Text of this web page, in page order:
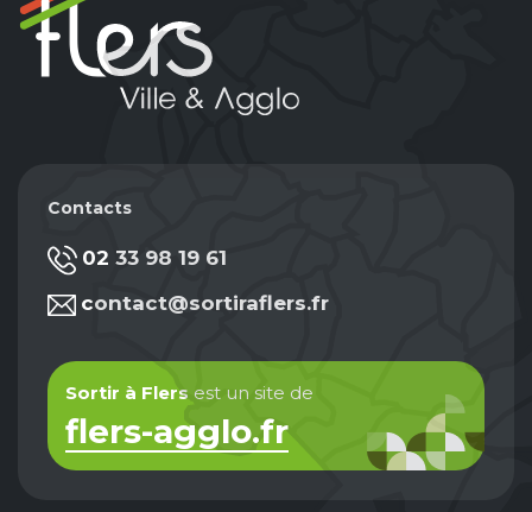
Contacts
02 33 98 19 61
contact@sortiraflers.fr
Sortir à Flers est un site de
flers-agglo.fr